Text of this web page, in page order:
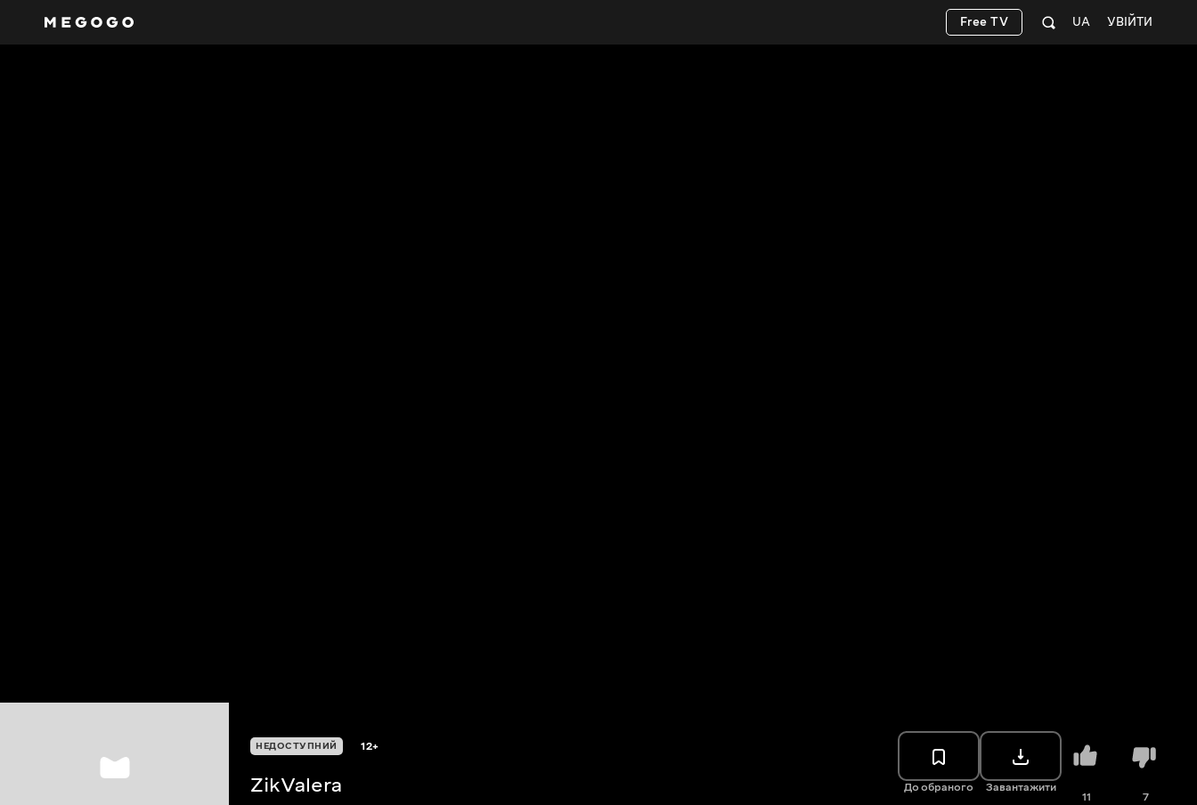
УВІЙТИ
UA
Free TV
НЕДОСТУПНИЙ 12+
ZikValera До обраного Завантажити
11 7